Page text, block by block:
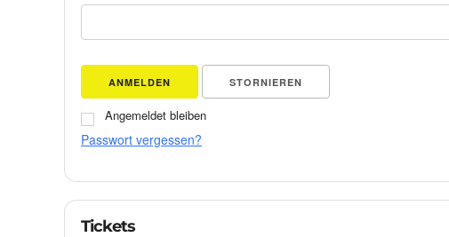
ANMELDEN STORNIEREN
Angemeldet bleiben
Passwort vergessen?
Tickets